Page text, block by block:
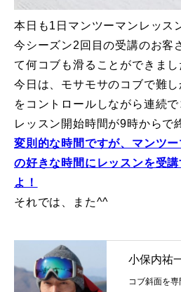
インストラクター一覧
コブレッスン参加のお客様の声
レッスンレポート
よくある質問
レッスン内容について
レッスン周辺に関して
動画で学ぶ
本日も1日マンツーマンレッス
今シーズン2回目の受講のお客
て何コブも滑ることができま
今日は、モサモサのコブで難
をコントロールしながら連続で
レッスン開始時間が9時からで
変則的な時間ですが、マンツ
の好きな時間にレッスンを受
よ！
それでは、また^^
小保内祐
コブ斜面を